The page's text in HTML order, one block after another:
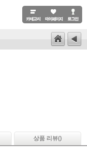
상품 리뷰()